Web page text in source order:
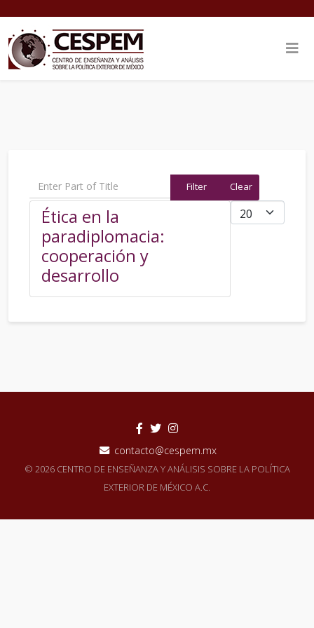
Enter Part of Title Filter Clear
Display #
Ética en la
paradiplomacia:
cooperación y
desarrollo
contacto@cespem.mx
© 2026 CENTRO DE ENSEÑANZA Y ANÁLISIS SOBRE LA POLÍTICA
EXTERIOR DE MÉXICO A.C.